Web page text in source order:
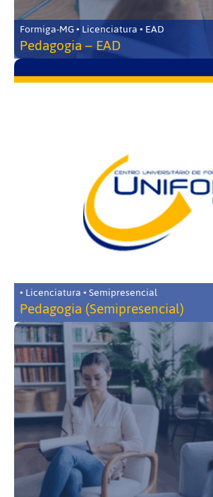
Formiga-MG • Licenciatura • EAD
Pedagogia – EAD
• Licenciatura • Semipresencial
Pedagogia (Semipresencial)